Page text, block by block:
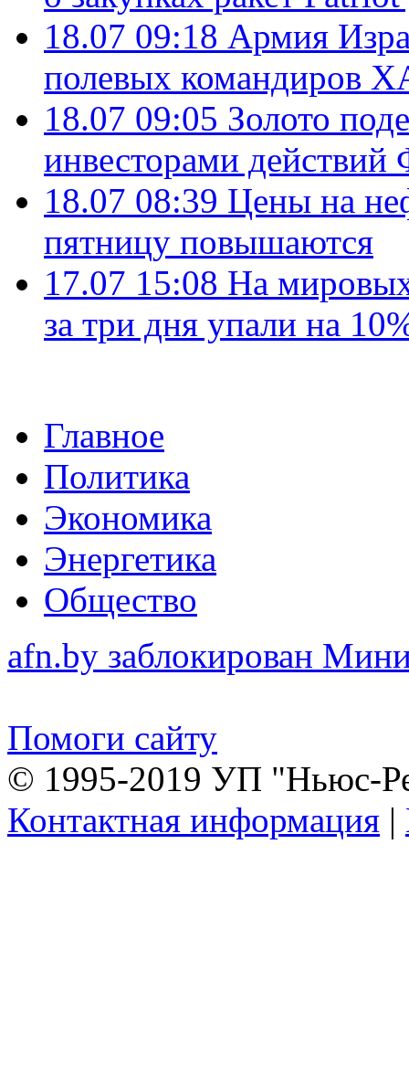
18.07 09:18 Армия
полевых командиров
18.07 09:05 Золото
инвесторами
18.07 08:39 Цены на
пятницу повышаются
17.07 15:08 На
за три дня упали на
Главное
Политика
Экономика
Энергетика
Общество
afn.by заблокирован
Помоги сайту
© 1995-2019 УП "Ньюс-
Контактная информация |